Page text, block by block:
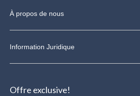
À propos de nous
Information Juridique
Offre exclusive!